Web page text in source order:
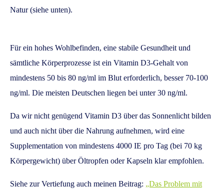
Natur (siehe unten).
Für ein hohes Wohlbefinden, eine stabile Gesundheit und
sämtliche Körperprozesse ist ein Vitamin D3-Gehalt von
mindestens 50 bis 80 ng/ml im Blut erforderlich, besser 70-100
ng/ml. Die meisten Deutschen liegen bei unter 30 ng/ml.
Da wir nicht genügend Vitamin D3 über das Sonnenlicht bilden
und auch nicht über die Nahrung aufnehmen, wird eine
Supplementation von mindestens 4000 IE pro Tag (bei 70 kg
Körpergewicht) über Öltropfen oder Kapseln klar empfohlen.
Siehe zur Vertiefung auch meinen Beitrag: „Das Problem mit